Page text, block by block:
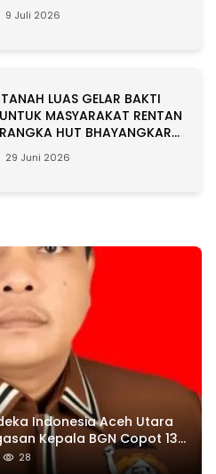
9 Juli 2026
TANAH LUAS GELAR BAKTI
MASYARAKAT RENTAN
HUT BHAYANGKARA
29 Juni 2026
Indonesia Aceh Utara
Kepala BGN Copot 137
28